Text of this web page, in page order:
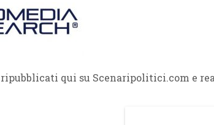
qui su Scenaripolitici.com e